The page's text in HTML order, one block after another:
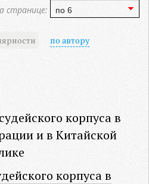
странице:
по автору
корпуса в